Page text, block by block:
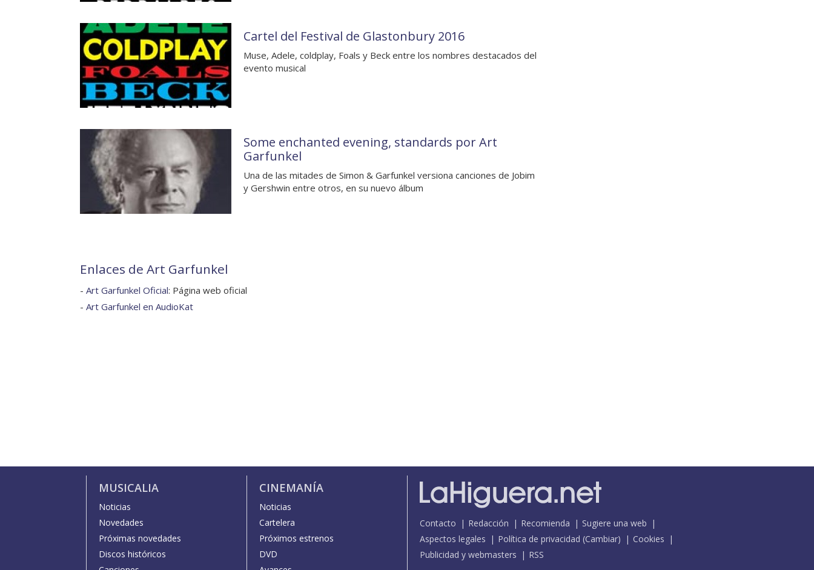
Cartel del Festival de Glastonbury 2016
Muse, Adele, coldplay, Foals y Beck entre los nombres destacados del
evento musical
Some enchanted evening, standards por Art
Garfunkel
Una de las mitades de Simon & Garfunkel versiona canciones de Jobim
y Gershwin entre otros, en su nuevo álbum
Enlaces de Art Garfunkel
- Art Garfunkel Oficial: Página web oficial
- Art Garfunkel en AudioKat
MUSICALIA
Noticias
Novedades
Próximas novedades
Discos históricos
CINEMANÍA
Noticias
Cartelera
Próximos estrenos
DVD
Contacto Redacción Recomienda
Sugiere una web
Aspectos legales
Política de privacidad (Cambiar)
Cookies
Publicidad y webmasters
RSS